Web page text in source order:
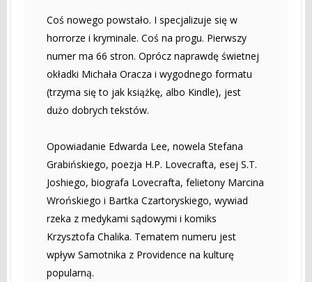
Coś nowego powstało. I specjalizuje się w
horrorze i kryminale. Coś na progu. Pierwszy
numer ma 66 stron. Oprócz naprawdę świetnej
okładki Michała Oracza i wygodnego formatu
(trzyma się to jak książkę, albo Kindle), jest
dużo dobrych tekstów.
Opowiadanie Edwarda Lee, nowela Stefana
Grabińskiego, poezja H.P. Lovecrafta, esej S.T.
Joshiego, biografa Lovecrafta, felietony Marcina
Wrońskiego i Bartka Czartoryskiego, wywiad
rzeka z medykami sądowymi i komiks
Krzysztofa Chalika. Tematem numeru jest
wpływ Samotnika z Providence na kulturę
popularną.